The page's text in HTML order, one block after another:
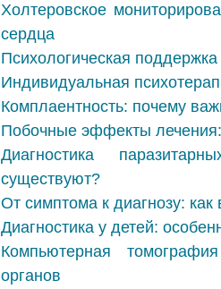
Холтеровское
сердца
Психологическая
Индивидуальная
Комплаентность: почему
Побочные эффекты
Диагностика
существуют?
От симптома к диагнозу: как
Диагностика у детей:
Компьютерная
органов